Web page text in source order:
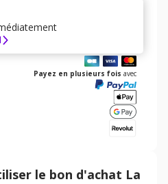
Payez en plusieurs fois avec
le bon d'achat La